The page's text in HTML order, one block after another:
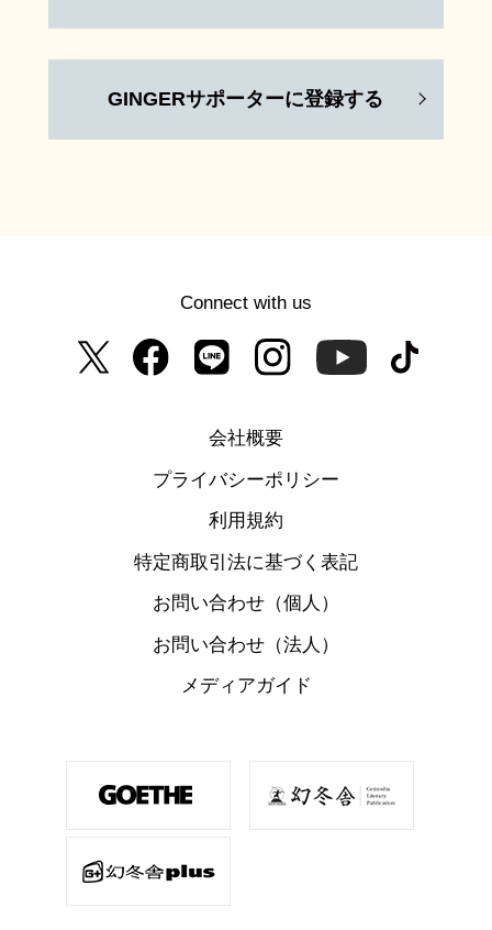
GINGERサポーターに登録する
Connect with us
会社概要
プライバシーポリシー
利用規約
特定商取引法に基づく表記
お問い合わせ（個人）
お問い合わせ（法人）
メディアガイド